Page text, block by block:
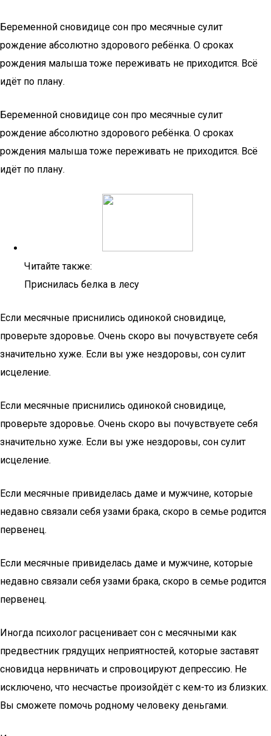
Беременной сновидице сон про месячные сулит
рождение абсолютно здорового ребёнка. О сроках
рождения малыша тоже переживать не приходится. Всё
идёт по плану.
Беременной сновидице сон про месячные сулит
рождение абсолютно здорового ребёнка. О сроках
рождения малыша тоже переживать не приходится. Всё
идёт по плану.
Читайте также:
Приснилась белка в лесу
Если месячные приснились одинокой сновидице,
проверьте здоровье. Очень скоро вы почувствуете себя
значительно хуже. Если вы уже нездоровы, сон сулит
исцеление.
Если месячные приснились одинокой сновидице,
проверьте здоровье. Очень скоро вы почувствуете себя
значительно хуже. Если вы уже нездоровы, сон сулит
исцеление.
Если месячные привиделась даме и мужчине, которые
недавно связали себя узами брака, скоро в семье родится
первенец.
Если месячные привиделась даме и мужчине, которые
недавно связали себя узами брака, скоро в семье родится
первенец.
Иногда психолог расценивает сон с месячными как
предвестник грядущих неприятностей, которые заставят
сновидца нервничать и спровоцируют депрессию. Не
исключено, что несчастье произойдёт с кем-то из близких.
Вы сможете помочь родному человеку деньгами.